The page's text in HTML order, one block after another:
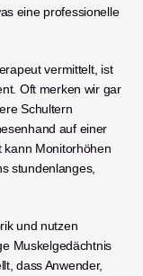
eine professionelle
vermittelt, ist
Oft merken wir gar
Schultern
auf einer
kann Monitorhöhen
stundenlanges,
und nutzen
Muskelgedächtnis
dass Anwender,